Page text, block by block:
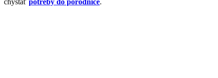
chystať potreby do pôrodnice.